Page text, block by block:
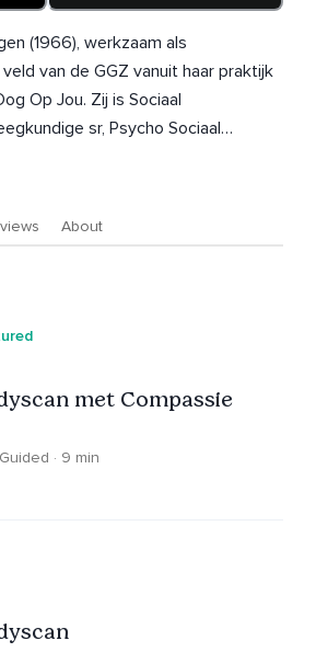
(1966), werkzaam als
van de GGZ vanuit haar praktijk
Zij is Sociaal
sr, Psycho Sociaal
en Breathworks. Affiniteit met
naar creatief bewust zijn -
About
met Compassie
Guided · 9 min